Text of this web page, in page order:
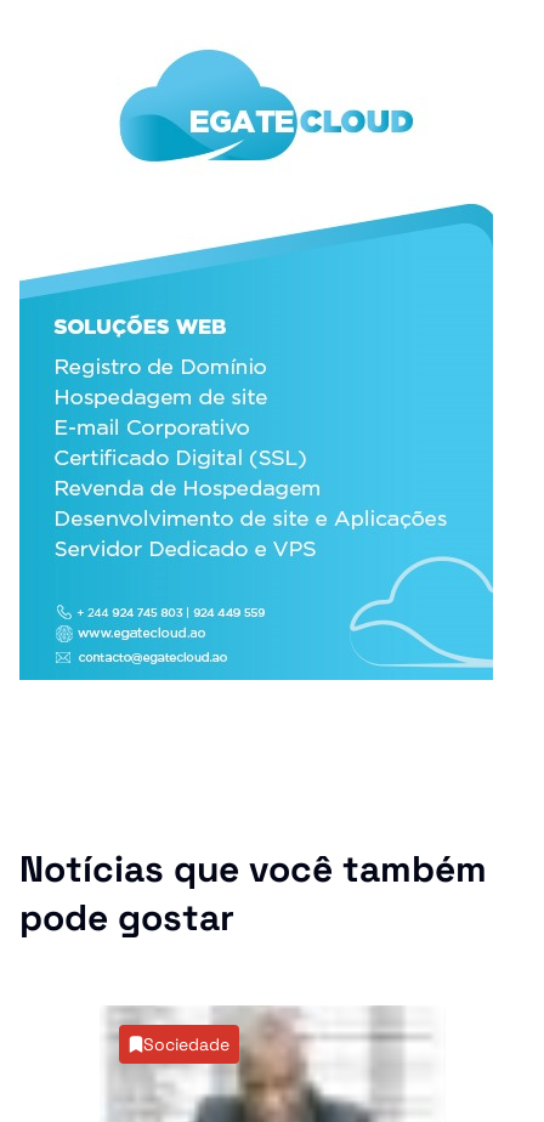
Notícias que você também
pode gostar
Sociedade